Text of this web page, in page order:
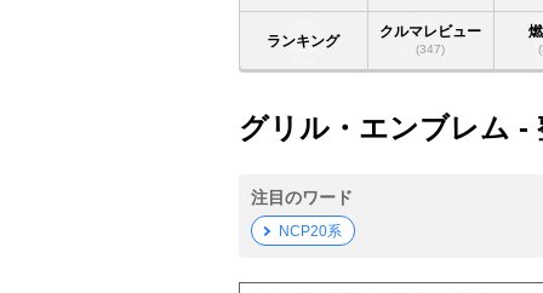
ランキング
クルマレビュー
(347)
グリル・エンブレム -
注目のワード
NCP20系